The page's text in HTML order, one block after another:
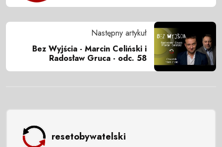
Następny artykuł
Bez Wyjścia - Marcin Celiński i
Radosław Gruca - odc. 58
resetobywatelski